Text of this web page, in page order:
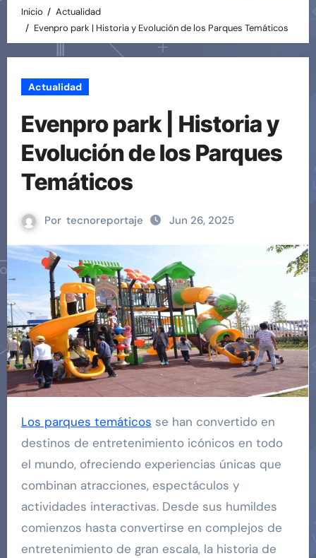
Inicio
Actualidad
Evenpro park | Historia y Evolución de los Parques Temáticos
Actualidad
Evenpro park | Historia y
Evolución de los Parques
Temáticos
Por tecnoreportaje Jun 26, 2025
Los parques temáticos se han convertido en
destinos de entretenimiento icónicos en todo
el mundo, ofreciendo experiencias únicas que
combinan atracciones, espectáculos y
actividades interactivas. Desde sus humildes
comienzos hasta convertirse en complejos de
entretenimiento de gran escala, la historia de